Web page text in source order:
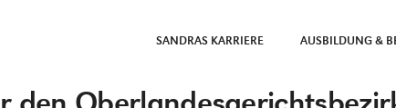
SANDRAS KARRIERE AUSBILDUNG &